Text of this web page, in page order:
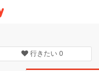
行きたい 0